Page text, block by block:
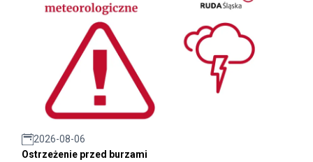
2026-08-06
Ostrzeżenie przed burzami